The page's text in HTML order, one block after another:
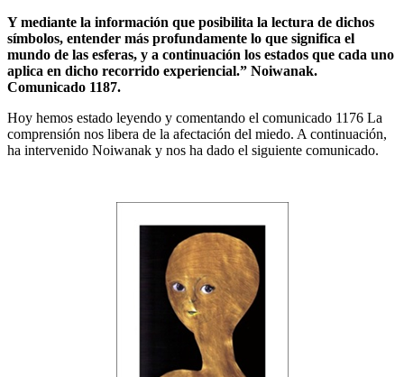
Y mediante la información que posibilita la lectura de dichos
símbolos, entender más profundamente lo que significa el
mundo de las esferas, y a continuación los estados que cada uno
aplica en dicho recorrido experiencial.” Noiwanak.
Comunicado 1187.
Hoy hemos estado leyendo y comentando el comunicado 1176 La
comprensión nos libera de la afectación del miedo. A continuación,
ha intervenido Noiwanak y nos ha dado el siguiente comunicado.